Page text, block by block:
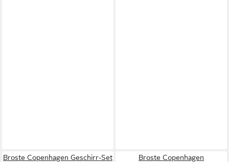
Broste Copenhagen Geschirr-Set
Broste Copenhagen